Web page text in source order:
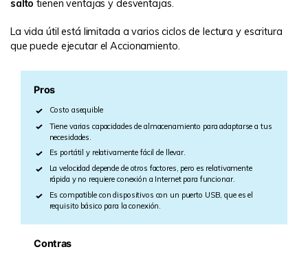
salto tienen ventajas y desventajas.
La vida útil está limitada a varios ciclos de lectura y escritura
que puede ejecutar el Accionamiento.
Pros
Costo asequible
Tiene varias capacidades de almacenamiento para adaptarse a tus
necesidades.
Es portátil y relativamente fácil de llevar.
La velocidad depende de otros factores, pero es relativamente
rápida y no requiere conexión a Internet para funcionar.
Es compatible con dispositivos con un puerto USB, que es el
requisito básico para la conexión.
Contras